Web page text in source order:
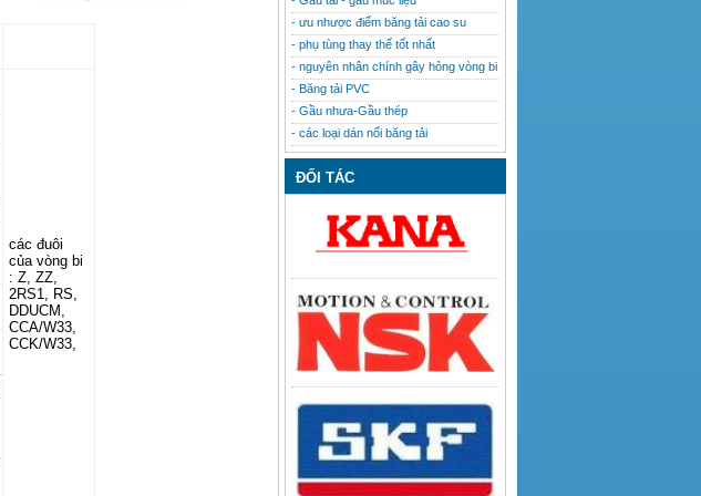
các đuôi
của vòng bi
: Z, ZZ,
2RS1, RS,
DDUCM,
CCA/W33,
CCK/W33,
- ưu nhược điểm băng tải cao su
- phụ tùng thay thế tốt nhất
- nguyên nhân chính gây hỏng vòng bi
- Băng tải PVC
- Gầu nhưa-Gầu thép
- các loại dán nối băng tải
ĐỐI TÁC